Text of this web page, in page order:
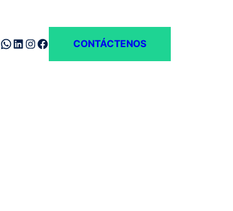
WhatsApp
LinkedIn
Instagram
FacebookCONTÁCTENOS